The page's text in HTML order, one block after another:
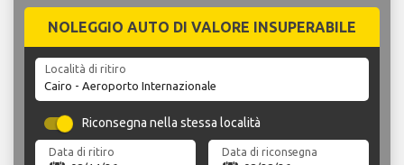
NOLEGGIO AUTO DI VALORE INSUPERABILE
Località di ritiro
Riconsegna nella stessa località
Data di ritiro Data di riconsegna